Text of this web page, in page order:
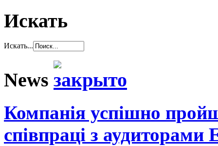
Искать
Искать...
News
Компанія успішно
співпраці з аудиторами